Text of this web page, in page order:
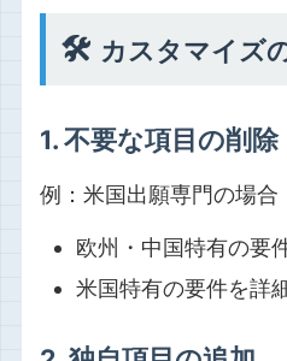
🛠️ カスタマイズ
1. 不要な項目の削除
例：米国出願専門の場合
欧州・中国特有の要
米国特有の要件を詳